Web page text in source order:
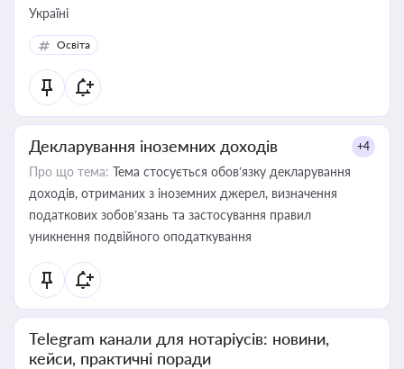
Україні
Освіта
Декларування іноземних доходів +4
Про що тема: Тема стосується обов’язку декларування
доходів, отриманих з іноземних джерел, визначення
податкових зобов’язань та застосування правил
уникнення подвійного оподаткування
Telegram канали для нотаріусів: новини,
кейси, практичні поради